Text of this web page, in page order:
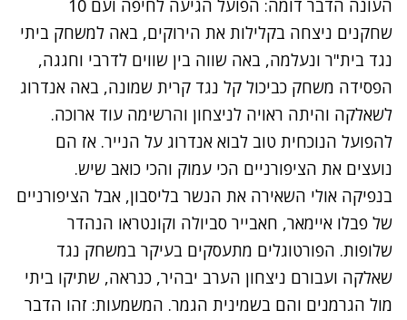
העונה הדבר דומה: הפועל הגיעה לחיפה ועם 10
שחקנים ניצחה בקלילות את הירוקים, באה למשחק ביתי
נגד בית"ר ונעלמה, באה שווה בין שווים לדרבי וחגגה,
הפסידה משחק כביכול קל נגד קרית שמונה, באה אנדרוג
לשאלקה והיתה ראויה לניצחון והרשימה עוד ארוכה.
להפועל הנוכחית טוב לבוא אנדרוג על הנייר. אז הם
נועצים את הציפורניים הכי עמוק והכי כואב שיש.
בנפיקה אולי השאירה את הנשר בליסבון, אבל הציפורניים
של פבלו איימאר, חאבייר סביולה וקונטראו הנהדר
שלופות. הפורטוגלים מתעסקים בעיקר במשחק נגד
שאלקה ועבורם ניצחון הערב יבהיר, כנראה, שתיקו ביתי
מול הגרמנים והם בשמינית הגמר. המשמעות: זהו הדבר